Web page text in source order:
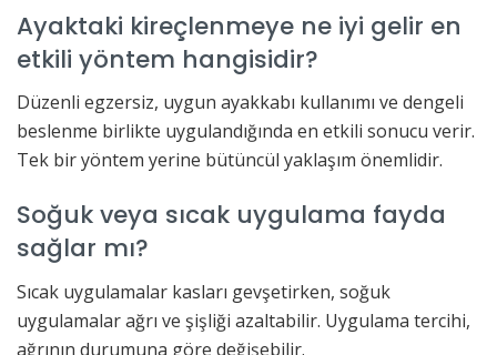
Ayaktaki kireçlenmeye ne iyi gelir en
etkili yöntem hangisidir?
Düzenli egzersiz, uygun ayakkabı kullanımı ve dengeli
beslenme birlikte uygulandığında en etkili sonucu verir.
Tek bir yöntem yerine bütüncül yaklaşım önemlidir.
Soğuk veya sıcak uygulama fayda
sağlar mı?
Sıcak uygulamalar kasları gevşetirken, soğuk
uygulamalar ağrı ve şişliği azaltabilir. Uygulama tercihi,
ağrının durumuna göre değişebilir.